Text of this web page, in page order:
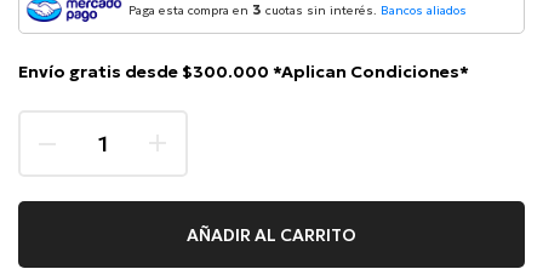
Paga esta compra en 3 cuotas sin interés. Bancos aliados
Envío gratis desde $300.000 *Aplican Condiciones*
AÑADIR AL CARRITO